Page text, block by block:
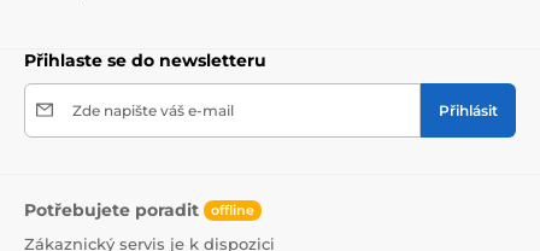
Přihlaste se do newsletteru
Zde napište váš e-mail Přihlásit
Potřebujete poradit offline
Zákaznický servis je k dispozici